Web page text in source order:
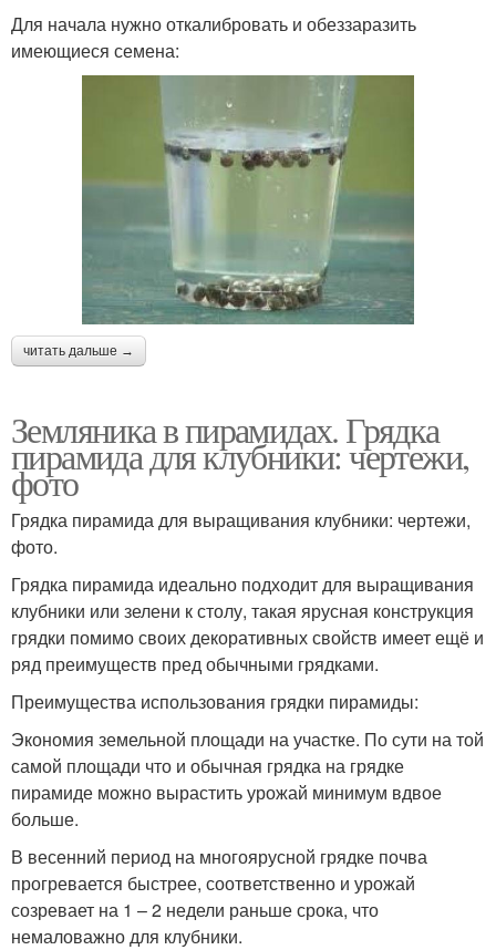
Для начала нужно откалибровать и обеззаразить
имеющиеся семена:
читать дальше →
Земляника в пирамидах. Грядка
пирамида для клубники: чертежи,
фото
Грядка пирамида для выращивания клубники: чертежи,
фото.
Грядка пирамида идеально подходит для выращивания
клубники или зелени к столу, такая ярусная конструкция
грядки помимо своих декоративных свойств имеет ещё и
ряд преимуществ пред обычными грядками.
Преимущества использования грядки пирамиды:
Экономия земельной площади на участке. По сути на той
самой площади что и обычная грядка на грядке
пирамиде можно вырастить урожай минимум вдвое
больше.
В весенний период на многоярусной грядке почва
прогревается быстрее, соответственно и урожай
созревает на 1 – 2 недели раньше срока, что
немаловажно для клубники.